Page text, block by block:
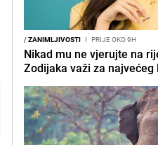
/ZANIMLJIVOSTI I PRIJE OKO 9H
Nikad mu ne vjerujte na
Zodijaka važi za najvećeg